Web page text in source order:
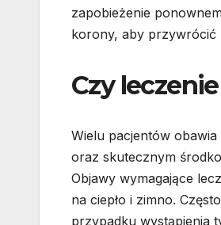
zapobieżenie
korony, aby przywrócić
Czy
Wielu pacjentów
oraz skutecznym
Objawy wymagające
na ciepło i zimno.
przypadku wystąpienia